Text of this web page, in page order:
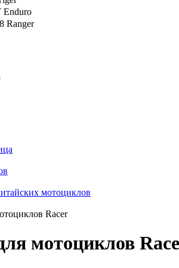
Enduro
Ranger
мотоциклов
Racer
мотоциклов